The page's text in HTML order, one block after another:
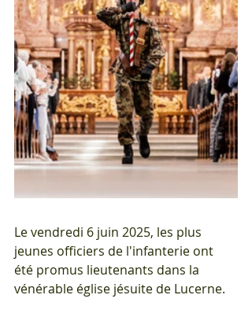
Le vendredi 6 juin 2025, les plus
jeunes officiers de l'infanterie ont
été promus lieutenants dans la
vénérable église jésuite de Lucerne.